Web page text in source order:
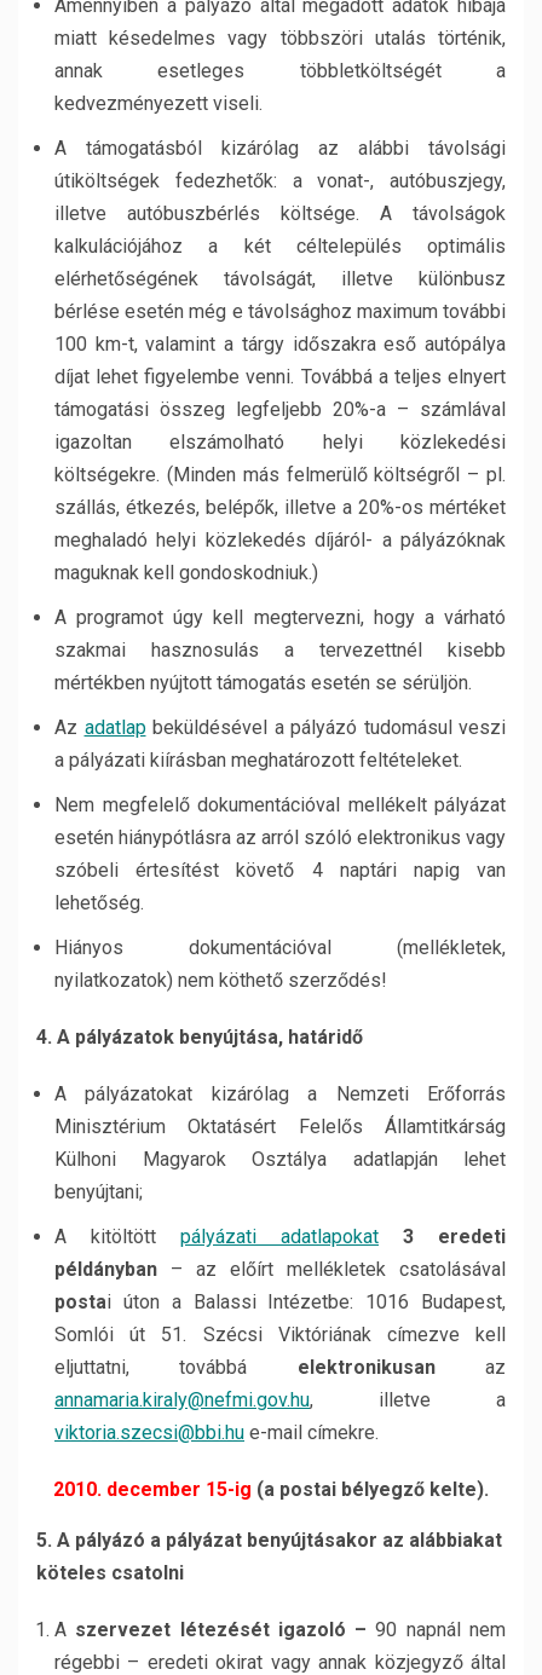
Amennyiben a pályázó által megadott adatok hibája
miatt késedelmes vagy többszöri utalás történik,
annak esetleges többletköltségét a
kedvezményezett viseli.
A támogatásból kizárólag az alábbi távolsági
útiköltségek fedezhetők: a vonat-, autóbuszjegy,
illetve autóbuszbérlés költsége. A távolságok
kalkulációjához a két céltelepülés optimális
elérhetőségének távolságát, illetve különbusz
bérlése esetén még e távolsághoz maximum további
100 km-t, valamint a tárgy időszakra eső autópálya
díjat lehet figyelembe venni. Továbbá a teljes elnyert
támogatási összeg legfeljebb 20%-a – számlával
igazoltan elszámolható helyi közlekedési
költségekre. (Minden más felmerülő költségről – pl.
szállás, étkezés, belépők, illetve a 20%-os mértéket
meghaladó helyi közlekedés díjáról- a pályázóknak
maguknak kell gondoskodniuk.)
A programot úgy kell megtervezni, hogy a várható
szakmai hasznosulás a tervezettnél kisebb
mértékben nyújtott támogatás esetén se sérüljön.
Az adatlapbeküldésével a pályázó tudomásul veszi
a pályázati kiírásban meghatározott feltételeket.
Nem megfelelő dokumentációval mellékelt pályázat
esetén hiánypótlásra az arról szóló elektronikus vagy
szóbeli értesítést követő 4 naptári napig van
lehetőség.
Hiányos dokumentációval (mellékletek,
nyilatkozatok) nem köthető szerződés!
4. A pályázatok benyújtása, határidő
A pályázatokat kizárólag a Nemzeti Erőforrás
Minisztérium Oktatásért Felelős Államtitkárság
Külhoni Magyarok Osztálya adatlapján lehet
benyújtani;
A kitöltött pályázati adatlapokat
3 eredeti
példányban – az előírt mellékletek csatolásával
postai úton a Balassi Intézetbe: 1016 Budapest,
Somlói út 51. Szécsi Viktóriának címezve kell
eljuttatni, továbbá elektronikusanaz
annamaria.kiraly@nefmi.gov.hu, illetve a
viktoria.szecsi@bbi.hu e-mail címekre.
2010. december 15-ig (a postai bélyegző kelte).
5. A pályázó a pályázat benyújtásakor az alábbiakat
köteles csatolni
A szervezet létezését igazoló – 90 napnál nem
régebbi – eredeti okirat vagy annak közjegyző által